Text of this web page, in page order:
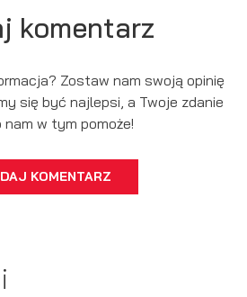
komentarz
Zostaw nam swoją opinię
się być najlepsi, a Twoje zdanie
nam w tym pomoże!
KOMENTARZ